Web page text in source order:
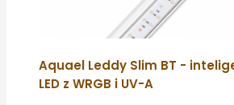
Aquael Leddy Slim BT -
LED z WRGB i UV-A